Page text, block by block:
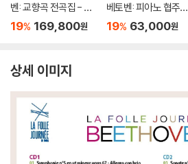
벤: 교향곡 전곡집 - 안
드리스 넬손스 (Beeth
19% 169,800원
베토벤: 피아노 협주곡
전곡 (Beethoven: Pi
19% 63,000원
상세 이미지